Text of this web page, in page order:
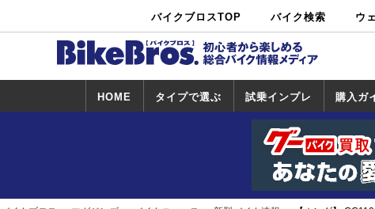
バイクブロスTOP バイク検索
中古バイ
ク・新車検
カタログ検
索
ショップ検
索
ウ
HOME タイプで選ぶ 試乗インプレ
試乗インプレ
一覧
ホンダ
ヤマハ
スズキ
カワサキ
ハーレー
BMW
トライアンフ
ドゥカティ
購入ガ
一覧